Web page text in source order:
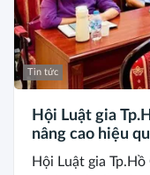
Tin tức
Hội Luật gia
nâng cao hiệu
Hội Luật gia